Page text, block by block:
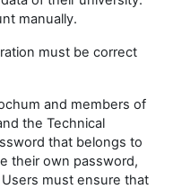
manually.
must be correct
and members of
the Technical
that belongs to
their own password,
must ensure that